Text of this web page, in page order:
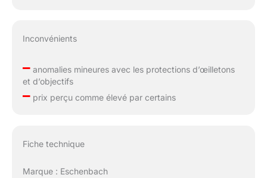
Inconvénients
–anomalies mineures avec les protections d’œilletons
et d’objectifs
–prix perçu comme élevé par certains
Fiche technique
Marque : Eschenbach